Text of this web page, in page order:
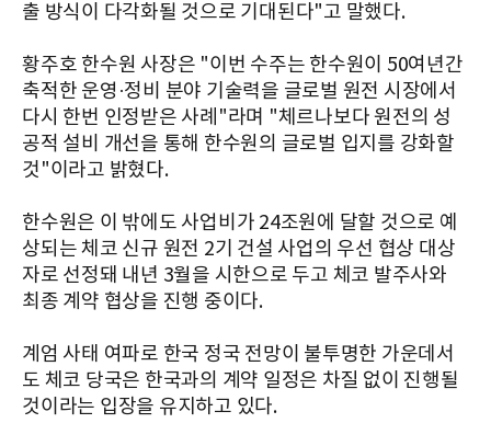
출 방식이 다각화될 것으로 기대된다"고 말했다.
황주호 한수원 사장은 "이번 수주는 한수원이 50여년간
축적한 운영·정비 분야 기술력을 글로벌 원전 시장에서
다시 한번 인정받은 사례"라며 "체르나보다 원전의 성
공적 설비 개선을 통해 한수원의 글로벌 입지를 강화할
것"이라고 밝혔다.
한수원은 이 밖에도 사업비가 24조원에 달할 것으로 예
상되는 체코 신규 원전 2기 건설 사업의 우선 협상 대상
자로 선정돼 내년 3월을 시한으로 두고 체코 발주사와
최종 계약 협상을 진행 중이다.
계엄 사태 여파로 한국 정국 전망이 불투명한 가운데서
도 체코 당국은 한국과의 계약 일정은 차질 없이 진행될
것이라는 입장을 유지하고 있다.